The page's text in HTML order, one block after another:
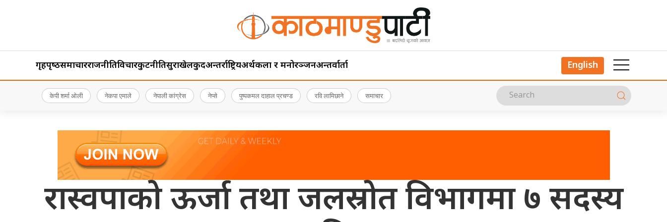
गृहपृष्‍ठसमाचारराजनीतिविचारकुटनीतिसुरक्षाखेलकुदअन्तर्राष्ट्रियअर्थकला र मनोरञ्जनअन्तर्वार्ता English
केपी शर्मा ओली नेकपा एमाले नेपाली कांग्रेस नेप्से पुष्पकमल दाहाल प्रचण्ड रवि लामिछाने समाचार
रास्वपाको ऊर्जा तथा जलस्रोत विभागमा ७ सदस्य